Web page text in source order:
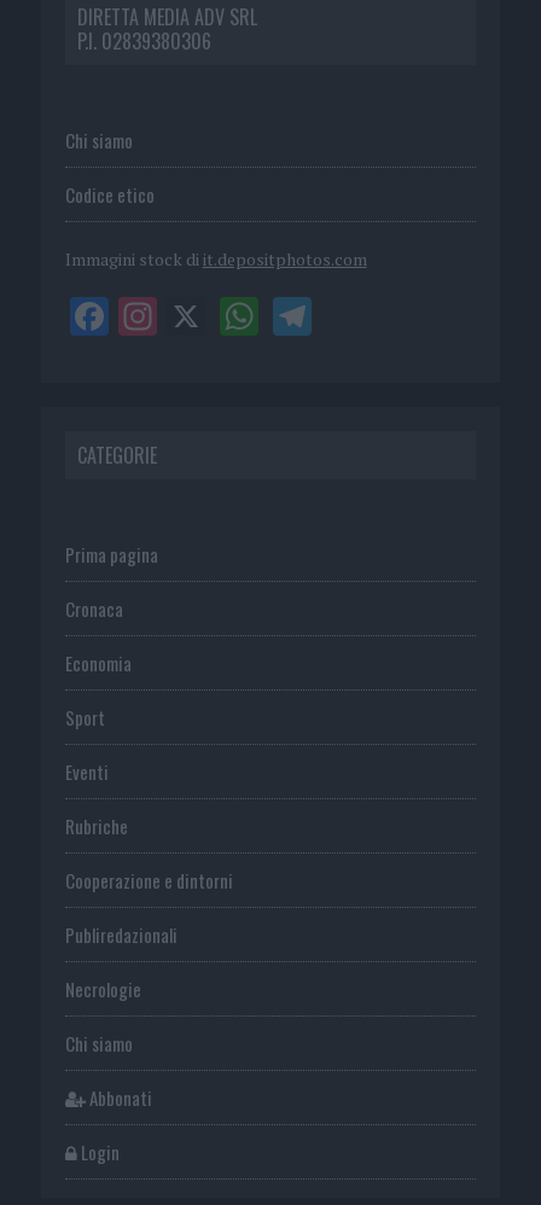
DIRETTA MEDIA ADV SRL
P.I. 02839380306
Chi siamo
Codice etico
Immagini stock di it.depositphotos.com
CATEGORIE
Prima pagina
Cronaca
Economia
Sport
Eventi
Rubriche
Cooperazione e dintorni
Publiredazionali
Necrologie
Chi siamo
Abbonati
Login